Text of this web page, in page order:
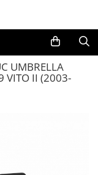
UMBRELLA
VITO II (2003-